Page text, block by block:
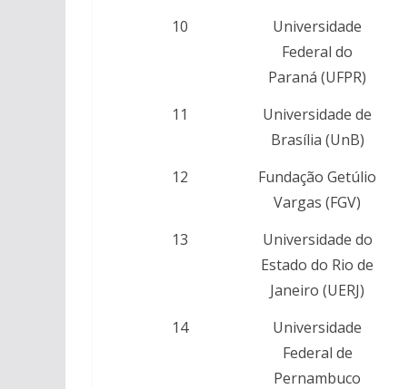
10
Universidade
Federal do
Paraná (UFPR)
11
Universidade de
Brasília (UnB)
12
Fundação Getúlio
Vargas (FGV)
13
Universidade do
Estado do Rio de
Janeiro (UERJ)
14
Universidade
Federal de
Pernambuco